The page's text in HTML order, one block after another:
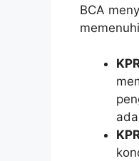
BCA